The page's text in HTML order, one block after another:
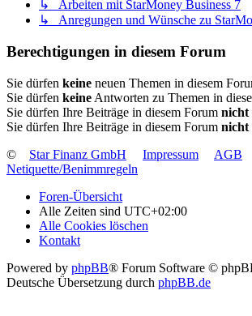
↳ Arbeiten mit StarMoney Business 7
↳ Anregungen und Wünsche zu
Berechtigungen in diesem Forum
Sie dürfen keine neuen Themen in diesem
Sie dürfen keine Antworten zu Themen in
Sie dürfen Ihre Beiträge in diesem Forum nicht
Sie dürfen Ihre Beiträge in diesem Forum nicht
©
Star Finanz GmbH Impressum AGB
Netiquette/Benimmregeln
Foren-Übersicht
Alle Zeiten sind UTC+02:00
Alle Cookies löschen
Kontakt
Powered by phpBB® Forum Software ©
Deutsche Übersetzung durch phpBB.de